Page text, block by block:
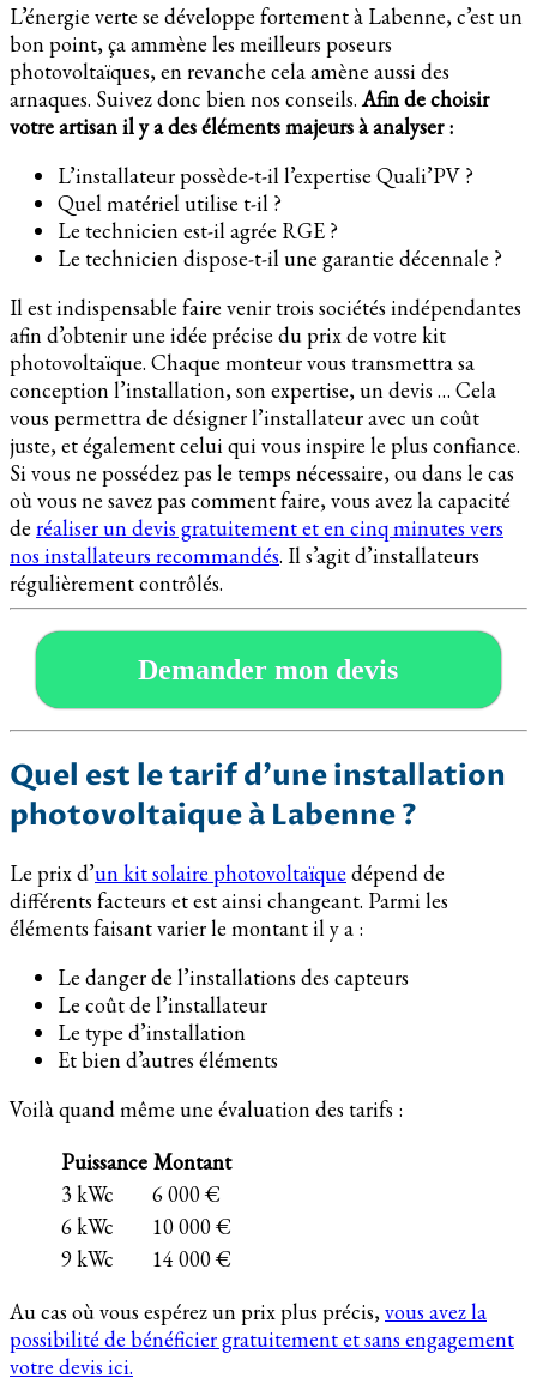
L’énergie verte se développe fortement à Labenne, c’est un
bon point, ça ammène les meilleurs poseurs
photovoltaïques, en revanche cela amène aussi des
arnaques. Suivez donc bien nos conseils.Afin de choisir
votre artisan il y a des éléments majeurs à analyser :
L’installateur possède-t-il l’expertise Quali’PV ?
Quel matériel utilise t-il ?
Le technicien est-il agrée RGE ?
Le technicien dispose-t-il une garantie décennale ?
Il est indispensable faire venir trois sociétés indépendantes
afin d’obtenir une idée précise du prix de votre kit
photovoltaïque. Chaque monteur vous transmettra sa
conception l’installation, son expertise, un devis … Cela
vous permettra de désigner l’installateur avec un coût
juste, et également celui qui vous inspire le plus confiance.
Si vous ne possédez pas le temps nécessaire, ou dans le cas
où vous ne savez pas comment faire, vous avez la capacité
de réaliser un devis gratuitement et en cinq minutes vers
nos installateurs recommandés. Il s’agit d’installateurs
régulièrement contrôlés.
Demander mon devis
Quel est le tarif d’une installation
photovoltaique à Labenne ?
Le prix d’un kit solaire photovoltaïque dépend de
différents facteurs et est ainsi changeant. Parmi les
éléments faisant varier le montant il y a :
Le danger de l’installations des capteurs
Le coût de l’installateur
Le type d’installation
Et bien d’autres éléments
Voilà quand même une évaluation des tarifs :
Puissance Montant
3 kWc
6 000 €
6 kWc
10 000 €
9 kWc
14 000 €
Au cas où vous espérez un prix plus précis,vous avez la
possibilité de bénéficier gratuitement et sans engagement
votre devis ici.